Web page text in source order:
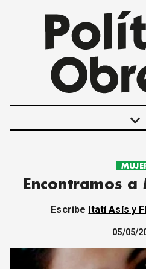
keyboard_arrow_down
SOCIEDAD Y
Encontramos a
Escribe Itatí Asís y
05/05/